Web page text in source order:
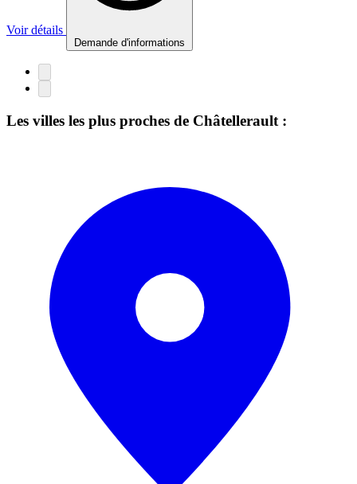
Voir détails
Demande d'informations
Les villes les plus proches de Châtellerault :